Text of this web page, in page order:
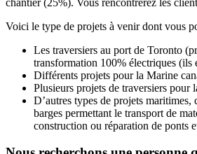
Voici le type de projets à venir dont vous
Les traversiers au port de Toronto
transformation 100% électriques (ils
Différents projets pour la Marine
Plusieurs projets de traversiers pour
D’autres types de projets maritimes,
barges permettant le transport de
construction ou réparation de ponts